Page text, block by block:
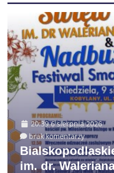
20:39 6 sierpnia 2026
brak komentarzy
im. dr.